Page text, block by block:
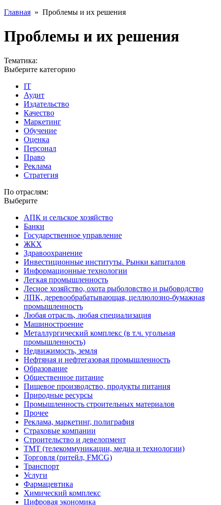
Главная » Проблемы и их решения
Проблемы и их решения
Тематика:
Выберите категорию
IT
Аудит
Издательство
Качество
Маркетинг
Обучение
Оценка
Персонал
Право
Реклама
Стратегия
По отраслям:
Выберите
АПК и сельское хозяйство
Банки
Государственное управление
ЖКХ
Здравоохранение
Инвестиционные институты. Рынки капиталов
Информационные технологии
Легкая промышленность
Лесное хозяйство, охота рыболовство и рыбоводство
ЛПК, деревообрабатывающая, целлюлозно-бумажная
промышленность
Любая отрасль, любая специализация
Машиностроение
Металлургический комплекс (в т.ч. угольная
промышленность)
Недвижимость, земля
Нефтяная и нефтегазовая промышленность
Образование
Общественное питание
Пищевое производство, продукты питания
Природные ресурсы
Промышленность строительных материалов
Прочее
Реклама, маркетинг, полиграфия
Страховые компании
Строительство и девелопмент
ТМТ (телекоммуникации, медиа и технологии)
Торговля (ритейл, FMCG)
Транспорт
Услуги
Фармацевтика
Химический комплекс
Цифровая экономика